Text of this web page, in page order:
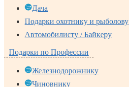
Дача
Подарки охотнику и рыболову
Автомобилисту / Байкеру
Подарки по Профессии
Железнодорожнику
Чиновнику